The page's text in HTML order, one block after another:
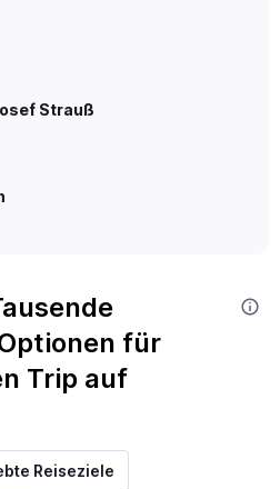
Strauß
für
Trip auf
Reiseziele